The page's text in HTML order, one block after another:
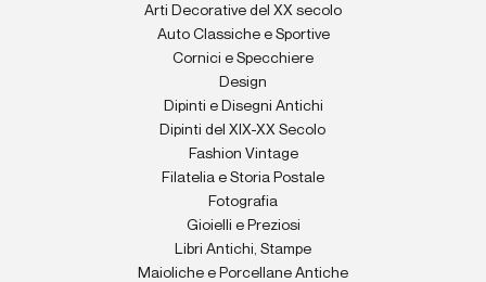
Arti Decorative del XX secolo
Auto Classiche e Sportive
Cornici e Specchiere
Design
Dipinti e Disegni Antichi
Dipinti del XIX-XX Secolo
Fashion Vintage
Filatelia e Storia Postale
Fotografia
Gioielli e Preziosi
Libri Antichi, Stampe
Maioliche e Porcellane Antiche